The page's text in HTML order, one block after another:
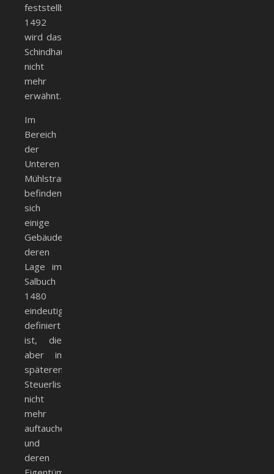
feststellbar.
1492
wird das
Schindhaus
nicht
mehr
erwähnt.
Im
Bereich
der
Unteren
Mühlstraße
befinden
sich
einige
Gebäude,
deren
Lage im
Salbuch
1480
eindeutig
definiert
ist, die
aber in
späteren
Steuerlisten
nicht
mehr
auftauchen
und
deren